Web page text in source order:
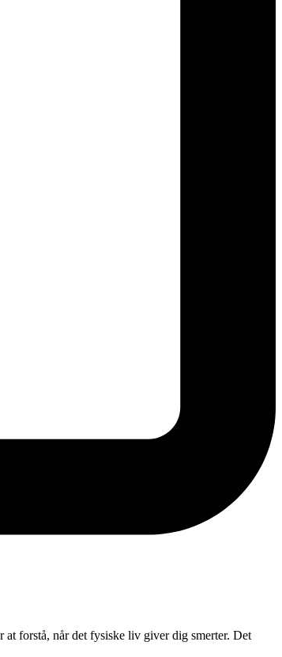
forstå, når det fysiske liv giver dig smerter. Det